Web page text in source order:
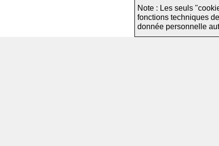
Note : Les seuls
fonctions techniques
donnée personnelle